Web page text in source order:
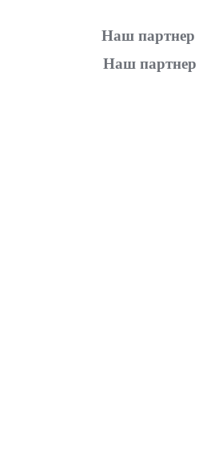
Наш партнер
Наш партнер